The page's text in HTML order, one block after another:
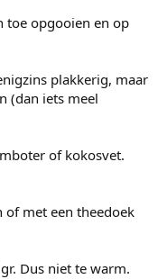
toe opgooien en op
plakkerig, maar
(dan iets meel
of kokosvet.
met een theedoek
Dus niet te warm.